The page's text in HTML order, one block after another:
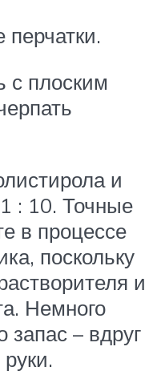
перчатки.
с плоским
и
: 10. Точные
в процессе
поскольку
и
Немного
запас – вдруг